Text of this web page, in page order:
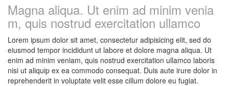
Magna aliqua. Ut enim ad minim venia
m, quis nostrud exercitation ullamco
Lorem ipsum dolor sit amet, consectetur adipisicing elit, sed do
eiusmod tempor incididunt ut labore et dolore magna aliqua. Ut
enim ad minim veniam, quis nostrud exercitation ullamco laboris
nisi ut aliquip ex ea commodo consequat. Duis aute irure dolor in
reprehenderit in voluptate velit esse cillum dolore eu fugiat.